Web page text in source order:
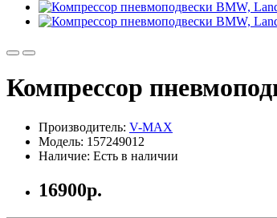
Компрессор
Производитель: V-MAX
Модель: 157249012
Наличие: Есть в наличии
16900р.